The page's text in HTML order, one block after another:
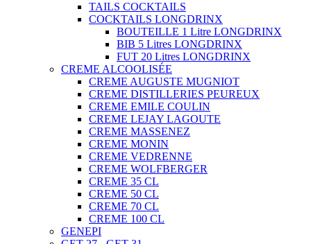
TAILS COCKTAILS
COCKTAILS LONGDRINX
BOUTEILLE 1 Litre LONGDRINX
BIB 5 Litres LONGDRINX
FUT 20 Litres LONGDRINX
CREME ALCOOLISÉE
CREME AUGUSTE MUGNIOT
CREME DISTILLERIES PEUREUX
CREME EMILE COULIN
CREME LEJAY LAGOUTE
CREME MASSENEZ
CREME MONIN
CREME VEDRENNE
CREME WOLFBERGER
CREME 35 CL
CREME 50 CL
CREME 70 CL
CREME 100 CL
GENEPI